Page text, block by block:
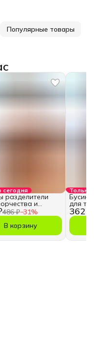
Популярные товары
сегодня
486 ₽−31%
разделители
и
3 мм.
В корзину
Только
362 ₽
для